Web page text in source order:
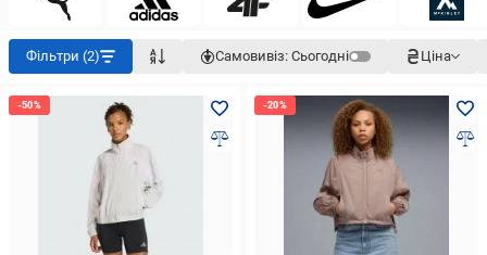
Фільтри (2) Самовивіз: Сьогодні Ціна